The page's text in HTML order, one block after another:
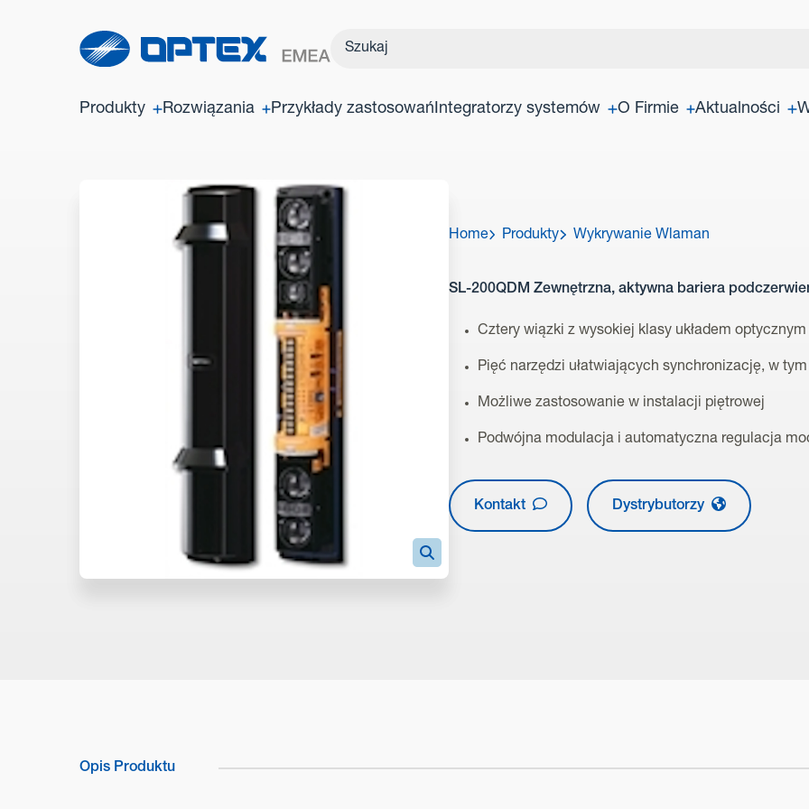
Produkty Rozwiązania Przykłady zastosowańIntegratorzy systemów O Firmie Aktualności
Home Produkty Wykrywanie Wlaman
SL-200QDM Zewnętrzna, aktywna bariera
Cztery wiązki z wysokiej klasy układem
Pięć narzędzi ułatwiających synchronizację, w
Możliwe zastosowanie w instalacji piętrowej
Podwójna modulacja i automatyczna regulacja
Kontakt Dystrybutorzy
Opis Produktu